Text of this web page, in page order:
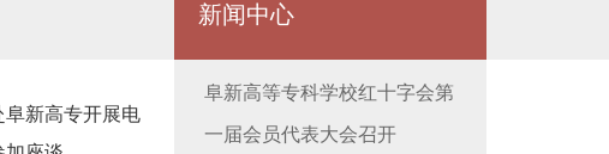
新高专开展电
新闻中心
阜新高等专科学校红十字会第
一届会员代表大会召开